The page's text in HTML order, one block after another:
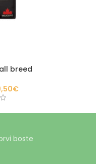
breed
€
boste